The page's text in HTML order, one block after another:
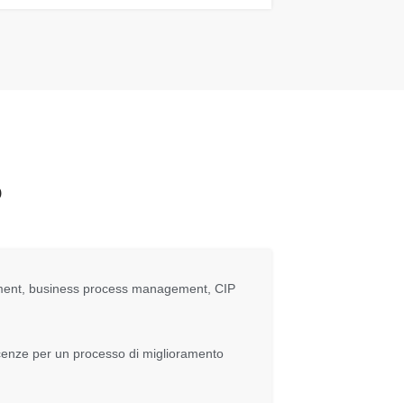
business process management, CIP
per un processo di miglioramento